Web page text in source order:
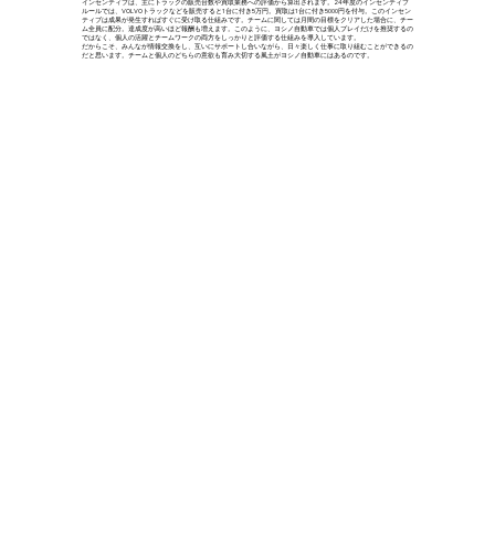
インセンティブは、主にトラックの販売台数や買取業務への評価から算出されます。24年度のインセンティブ
ルールでは、VOLVOトラックなどを販売すると1台に付き5万円。買取は1台に付き5000円を付与。このインセン
ティブは成果が発生すればすぐに受け取る仕組みです。チームに関しては月間の目標をクリアした場合に、チー
ム全員に配分。達成度が高いほど報酬も増えます。このように、ヨシノ自動車では個人プレイだけを推奨するの
ではなく、個人の活躍とチームワークの両方をしっかりと評価する仕組みを導入しています。
だからこそ、みんなが情報交換をし、互いにサポートし合いながら、日々楽しく仕事に取り組むことができるの
だと思います。チームと個人のどちらの意欲も育み大切する風土がヨシノ自動車にはあるのです。